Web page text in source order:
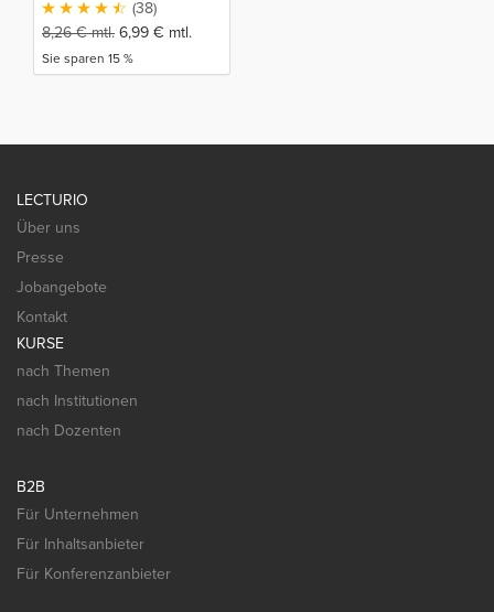
Stahlberger
(38)
8,26€mtl. 6,99 € mtl.
Sie sparen 15 %
LECTURIO
Über uns
Presse
Jobangebote
Kontakt
KURSE
nach Themen
nach Institutionen
nach Dozenten
B2B
Für Unternehmen
Für Inhaltsanbieter
Für Konferenzanbieter